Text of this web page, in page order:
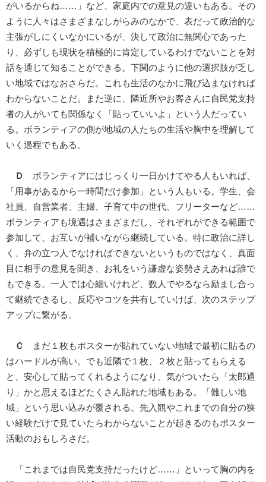
がいるからね……」など、家庭内での意見の違いもある。その
ように人々はさまざまなしがらみのなかで、表だって政治的な
主張がしにくいなかにいるが、決して政治に無関心であった
り、必ずしも現状を積極的に肯定しているわけでないことを対
話を通じて知ることができる。下関のように他の選択肢が乏し
い地域ではなおさらだ。これも生活のなかに飛び込まなければ
わからないことだ。また逆に、隣近所やお客さんに自民党支持
者の人がいても関係なく「貼っていいよ」という人だってい
る。ボランティアの側が地域の人たちの生活や胸中を理解して
いく過程でもある。
Ｄ
ボランティアにはじっくり一日かけてやる人もいれば、
「用事があるから一時間だけ参加」という人もいる。学生、会
社員、自営業者、主婦、子育て中の世代、フリーターなど……
ボランティアも境遇はさまざまだし、それぞれができる範囲で
参加して、お互いが補いながら継続している。特に政治に詳し
く、弁の立つ人でなければできないというものではなく、真面
目に相手の意見を聞き、お礼をいう謙虚な姿勢さえあれば誰で
もできる。一人では心細いけれど、数人でやるなら励まし合っ
て継続できるし、反応やコツを共有していけば、次のステップ
アップに繋がる。
Ｃ
まだ１枚もポスターが貼れていない地域で最初に貼るの
はハードルが高い。でも近隣で１枚、２枚と貼ってもらえる
と、安心して貼ってくれるようになり、気がついたら「太郎通
り」かと思えるほどたくさん貼れた地域もある。「難しい地
域」という思い込みが覆される。先入観やこれまでの自分の狭
い経験だけで見ていたらわからないことが起きるのもポスター
活動のおもしろさだ。
「これまでは自民党支持だったけど……」といって胸の内を